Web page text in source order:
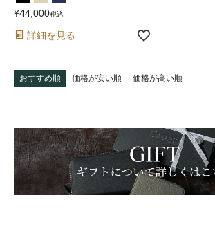
¥44,000税込
詳細を見る
おすすめ順 価格が安い順 価格が高い順